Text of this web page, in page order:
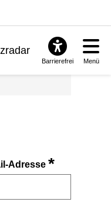
Barrierefrei Menü
Adresse*